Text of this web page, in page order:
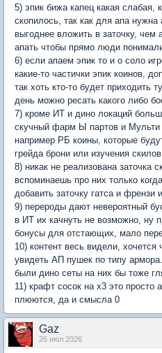
5) эпик бижа капец какая слабая,
скопилось, так как для апа
выгоднее вложить в заточку,
апать чтобы прямо люди
6) если апаем эпик то и о соло
какие-то частички эпик коинов,
так хоть кто-то будет приходить
день можно ресать какого либо
7) кроме ИТ и дино локаций
скучный фарм Ы партов и
например РБ коины, которые
грейда брони или изучения
8) никак не реализована заточка
вспоминаешь про них только
добавить заточку гатса и френзи
9) перероды дают невероятный
в ИТ их качнуть не возможно, ну
бонусы для отстающих, мало
10) контент весь видели, хочется
увидеть АП пушек по типу
были дино сеты на них бы тоже
11) крафт сосок на х3 это просто
плюются, да и смысла 0
Gaz
26 июл 2026